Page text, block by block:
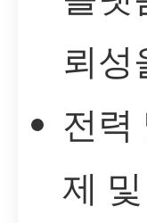
뢰성
전력
제